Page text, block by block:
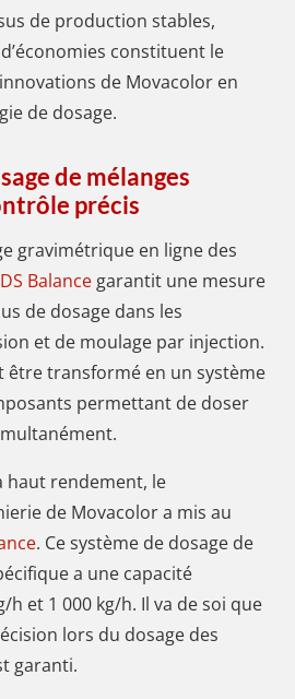
de production stables,
constituent le
de Movacolor en
de dosage.
de mélanges
précis
gravimétrique en ligne des
Balance garantit une mesure
de dosage dans les
et de moulage par injection.
être transformé en un système
permettant de doser
haut rendement, le
de Movacolor a mis au
. Ce système de dosage de
a une capacité
h et 1 000 kg/h. Il va de soi que
lors du dosage des
garanti.